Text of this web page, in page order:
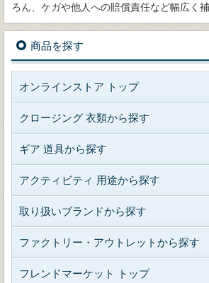
ろん、ケガや他人への賠償責任など幅広く補
商品を探す
オンラインストア トップ
クロージング 衣類から探す
ギア 道具から探す
アクティビティ 用途から探す
取り扱いブランドから探す
ファクトリー・アウトレットから探す
フレンドマーケット トップ